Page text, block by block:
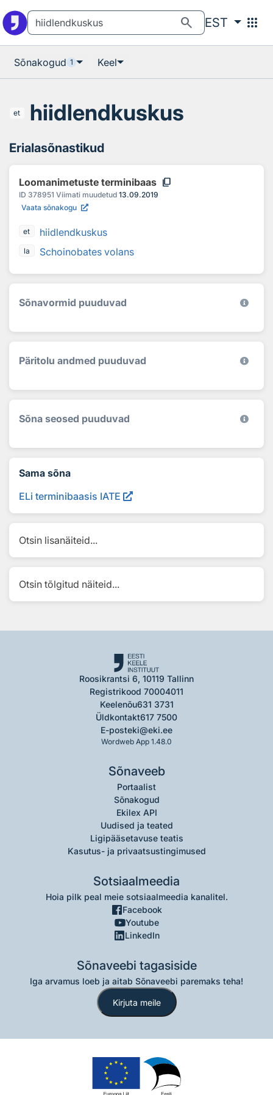
search EST apps
Sõnakogud 1 Keel
et hiidlendkuskus
Erialasõnastikud
Loomanimetuste terminibaas content_copy
ID 378951 Viimati muudetud 13.09.2019
Vaata sõnakogu
et hiidlendkuskus
la Schoinobates volans
Sõnavormid puuduvad
Päritolu andmed puuduvad
Sõna seosed puuduvad
Sama sõna
ELi terminibaasis IATE
Otsin lisanäiteid...
Otsin tõlgitud näiteid...
Roosikrantsi 6, 10119 Tallinn
Registrikood 70004011
Keelenõu631 3731
Üldkontakt617 7500
E-posteki@eki.ee
Wordweb App 1.48.0
Sõnaveeb
Portaalist
Sõnakogud
Ekilex API
Uudised ja teated
Ligipääsetavuse teatis
Kasutus- ja privaatsustingimused
Sotsiaalmeedia
Hoia pilk peal meie sotsiaalmeedia kanalitel.
Facebook
Youtube
LinkedIn
Sõnaveebi tagasiside
Iga arvamus loeb ja aitab Sõnaveebi paremaks teha!
Kirjuta meile